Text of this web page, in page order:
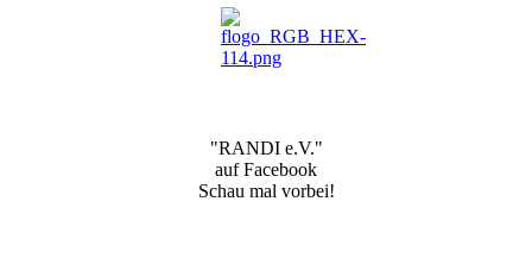
"RANDI e.V."
auf Facebook
Schau mal vorbei!